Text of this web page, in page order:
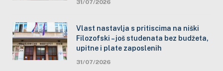
31/07/2026
Vlast nastavlja s pritiscima na niški
Filozofski – još studenata bez budžeta,
upitne i plate zaposlenih
31/07/2026